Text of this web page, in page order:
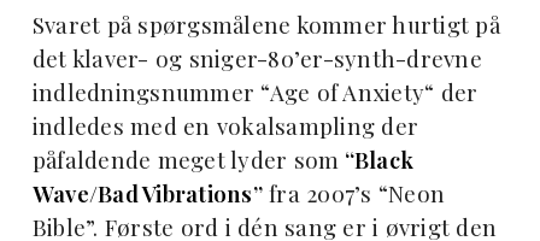
Svaret på spørgsmålene kommer hurtigt på
det klaver- og sniger-80’er-synth-drevne
indledningsnummer “Age of Anxiety“ der
indledes med en vokalsampling der
påfaldende meget lyder som “Black
Wave/Bad Vibrations”fra 2007’s “Neon
Bible”. Første ord i dén sang er i øvrigt den